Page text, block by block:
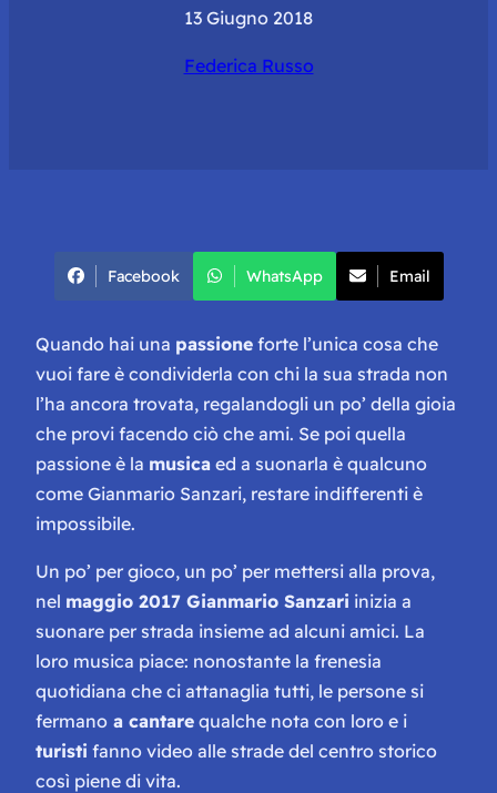
13 Giugno 2018
Federica Russo
Facebook WhatsApp Email
Quando hai una passione forte l’unica cosa che
vuoi fare è condividerla con chi la sua strada non
l’ha ancora trovata, regalandogli un po’ della gioia
che provi facendo ciò che ami. Se poi quella
passione è la musica ed a suonarla è qualcuno
come Gianmario Sanzari, restare indifferenti è
impossibile.
Un po’ per gioco, un po’ per mettersi alla prova,
nel maggio 2017 Gianmario Sanzari inizia a
suonare per strada insieme ad alcuni amici. La
loro musica piace: nonostante la frenesia
quotidiana che ci attanaglia tutti, le persone si
fermano a cantare qualche nota con loro e i
turisti fanno video alle strade del centro storico
così piene di vita.